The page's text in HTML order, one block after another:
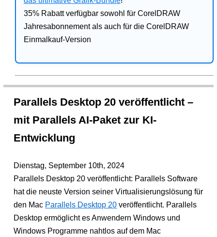
35% Rabatt verfügbar sowohl für CorelDRAW
Jahresabonnement als auch für die CorelDRAW
Einmalkauf-Version
Parallels Desktop 20 veröffentlicht –
mit Parallels AI-Paket zur KI-
Entwicklung
Dienstag, September 10th, 2024
Parallels Desktop 20 veröffentlicht: Parallels Software
hat die neuste Version seiner Virtualisierungslösung für
den Mac Parallels Desktop 20 veröffentlicht. Parallels
Desktop ermöglicht es Anwendern Windows und
Windows Programme nahtlos auf dem Mac